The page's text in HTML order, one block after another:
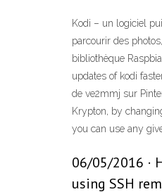
Kodi – un logiciel
parcourir des
bibliothèque
updates of kodi
de ve2mmj sur
Krypton, by
you can use any
06/05/2016 ·
using SSH